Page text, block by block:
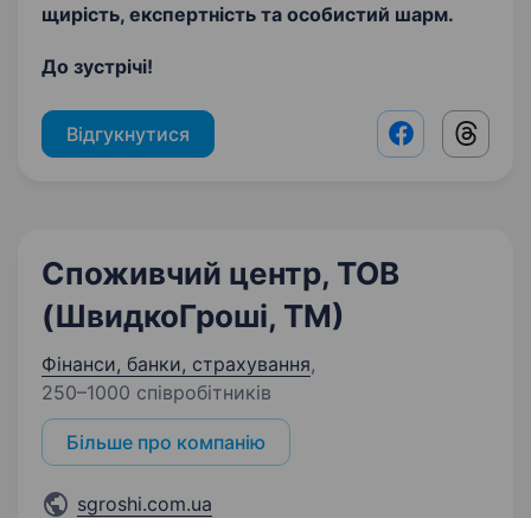
щирість, експертність та особистий шарм.
До зустрічі!
Відгукнутися Facebook
Споживчий центр, ТОВ
(ШвидкоГроші, ТМ)
Фінанси, банки, страхування,
250–1000 співробітників
Більше про компанію
sgroshi.com.ua